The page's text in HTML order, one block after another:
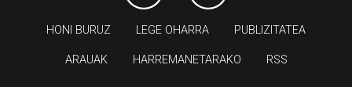
HONI BURUZ LEGE OHARRA PUBLIZITATEA
ARAUAK HARREMANETARAKO RSS